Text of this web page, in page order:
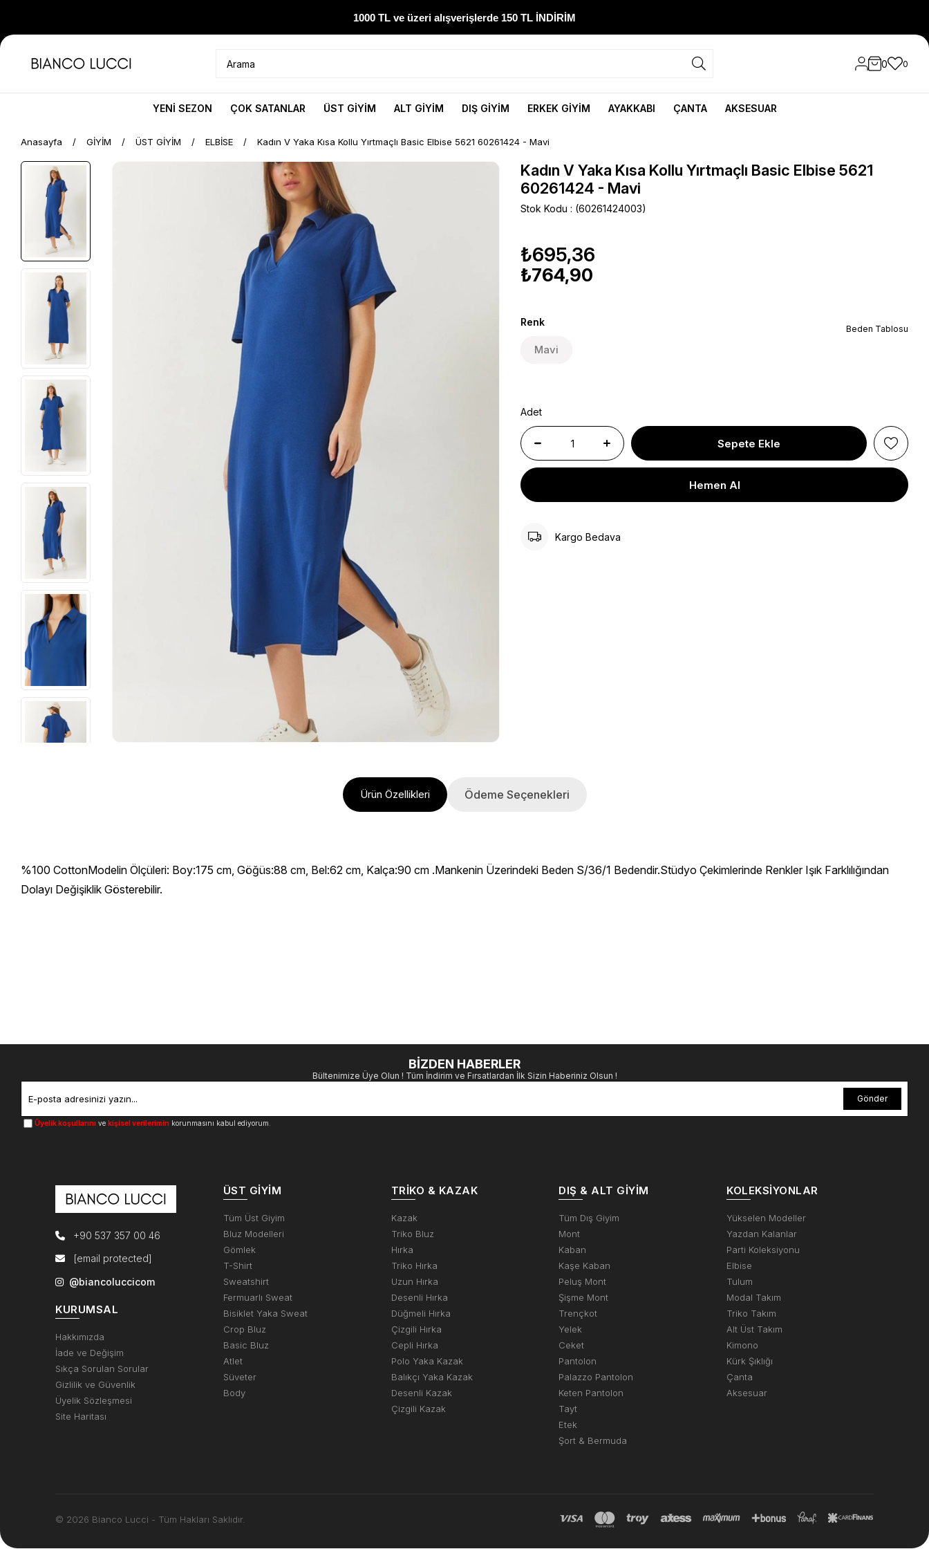
1000 TL ve üzeri alışverişlerde 150 TL İNDİRİM
1000 TL ve üzeri alışverişlerde 150 TL İNDİRİM
0 0
YENİ SEZON ÇOK SATANLAR ÜST GİYİM ALT GİYİM DIŞ GİYİM ERKEK GİYİM AYAKKABI ÇANTA AKSESUAR
Anasayfa GİYİM ÜST GİYİM ELBİSE Kadın V Yaka Kısa Kollu Yırtmaçlı Basic Elbise 5621 60261424 - Mavi
Kadın V Yaka Kısa Kollu Yırtmaçlı Basic Elbise 5621
60261424 - Mavi
Stok Kodu (60261424003)
₺695,36
₺764,90
Renk
Mavi
Beden Tablosu
Adet
Kargo Bedava
Ürün Özellikleri Ödeme Seçenekleri
%100 CottonModelin Ölçüleri: Boy:175 cm, Göğüs:88 cm, Bel:62 cm, Kalça:90 cm .Mankenin Üzerindeki Beden S/36/1 Bedendir.Stüdyo Çekimlerinde Renkler Işık Farklılığından
Dolayı Değişiklik Gösterebilir.
BİZDEN HABERLER
Bültenimize Üye Olun ! Tüm İndirim ve Fırsatlardan İlk Sizin Haberiniz Olsun !
Gönder
Üyelik koşullarını ve kişisel verilerimin korunmasını kabul ediyorum.
+90 537 357 00 46
[email protected]
@biancoluccicom
KURUMSAL
Hakkımızda
İade ve Değişim
Sıkça Sorulan Sorular
Gizlilik ve Güvenlik
Üyelik Sözleşmesi
Site Haritası
ÜST GIYIM
Tüm Üst Giyim
Bluz Modelleri
Gömlek
T-Shirt
Sweatshirt
Fermuarlı Sweat
Bisiklet Yaka Sweat
Crop Bluz
Basic Bluz
Atlet
Süveter
Body
TRIKO & KAZAK
Kazak
Triko Bluz
Hırka
Triko Hırka
Uzun Hırka
Desenli Hırka
Düğmeli Hırka
Çizgili Hırka
Cepli Hırka
Polo Yaka Kazak
Balıkçı Yaka Kazak
Desenli Kazak
Çizgili Kazak
DIŞ & ALT GIYIM
Tüm Dış Giyim
Mont
Kaban
Kaşe Kaban
Peluş Mont
Şişme Mont
Trençkot
Yelek
Ceket
Pantolon
Palazzo Pantolon
Keten Pantolon
Tayt
Etek
Şort & Bermuda
KOLEKSIYONLAR
Yükselen Modeller
Yazdan Kalanlar
Parti Koleksiyonu
Elbise
Tulum
Modal Takım
Triko Takım
Alt Üst Takım
Kimono
Kürk Şıklığı
Çanta
Aksesuar
© 2026 Bianco Lucci - Tüm Hakları Saklıdır.